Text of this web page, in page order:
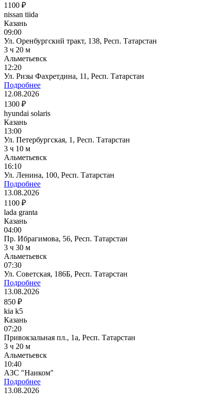
1100 ₽
nissan tiida
Казань
09:00
Ул. Оренбургский тракт, 138, Респ. Татарстан
3 ч 20 м
Альметьевск
12:20
Ул. Ризы Фахретдина, 11, Респ. Татарстан
Подробнее
12.08.2026
1300 ₽
hyundai solaris
Казань
13:00
Ул. Петербургская, 1, Респ. Татарстан
3 ч 10 м
Альметьевск
16:10
Ул. Ленина, 100, Респ. Татарстан
Подробнее
13.08.2026
1100 ₽
lada granta
Казань
04:00
Пр. Ибрагимова, 56, Респ. Татарстан
3 ч 30 м
Альметьевск
07:30
Ул. Советская, 186Б, Респ. Татарстан
Подробнее
13.08.2026
850 ₽
kia k5
Казань
07:20
Привокзальная пл., 1а, Респ. Татарстан
3 ч 20 м
Альметьевск
10:40
АЗС "Наиком"
Подробнее
13.08.2026